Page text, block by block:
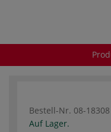
Bestell-Nr. 08-18308
Auf Lager.